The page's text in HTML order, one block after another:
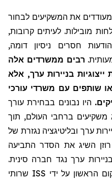
מעודדים את המשקיעים לבחור
מובילות. לעיתים קרובות,
חסרים ניסיון דומה,
רבים ממשרדים אלה
בניירות ערך, אלא
שותפים עם משרדי עורכי
היו נבונים בבחירת עורך
משקיעים ברחבי העולם, תוך
ערך ובליטיגציה נגזרת של
רוזן השיג את הסדר התביעה
ערך נגד חברה סינית.
הראשון על ידי ISS שרותי